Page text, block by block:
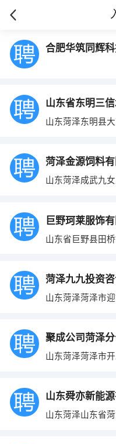
山东菏泽东明县
菏泽金源饲料有
山东菏泽成武九
巨野珂莱服饰
山东省巨野县田
山东菏泽菏泽市
聚成公司菏泽分
山东菏泽菏泽市
山东舜亦新能
山东菏泽山东省